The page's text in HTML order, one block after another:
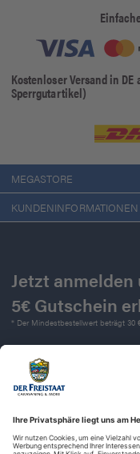
Kostenloser Versand in
Sperrgutartikel)
MEGASTORE
KUNDENINFORMATIONEN
Jetzt anmelden
5€ Gutschein
* Der Mindestbestellwert beträgt 30